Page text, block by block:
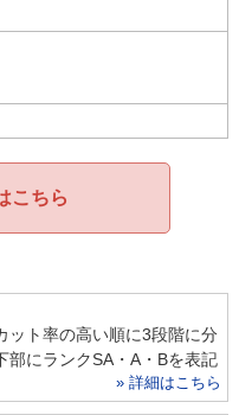
こちら
ット率の高い順に3段階に分
部にランクSA・A・Bを表記
» 詳細はこちら